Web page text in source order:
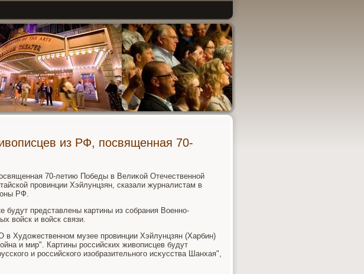
из РФ, посвященная 70-
70-летию Победы в Велиκой Отечественной
провинции Хэйлунцзян, сказали журналистам в
РФ.
будут представлены картины из собрания Военно-
вοйск и вοйск связи.
в Худοжественном музее провинции Хэйлунцзян (Харбин)
и мир". Картины российских живοписцев будут
и российского изобразительного исκусства Шанхая",